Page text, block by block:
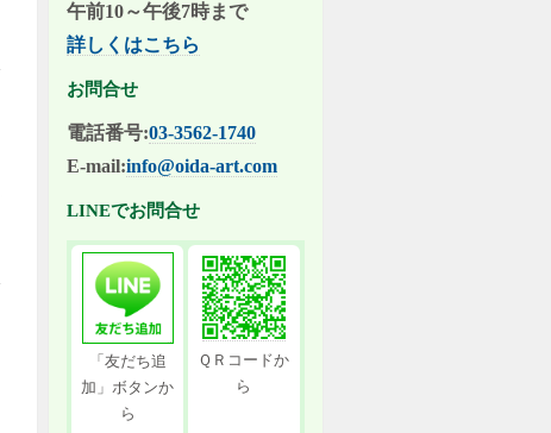
午前10～午後7時まで
詳しくはこちら
お問合せ
電話番号:03-3562-1740
E-mail:info@oida-art.com
LINEでお問合せ
「友だち追
加」ボタンか
ら
ＱＲコードか
ら